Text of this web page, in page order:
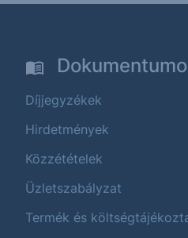
Díjjegyzékek
Hirdetmények
Közzétételek
Üzletszabályzat
Termék és